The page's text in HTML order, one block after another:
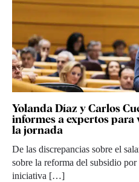
Yolanda Díaz y Carlos
informes a expertos
la jornada
De las discrepancias sobre el
sobre la reforma del subsidio
iniciativa […]